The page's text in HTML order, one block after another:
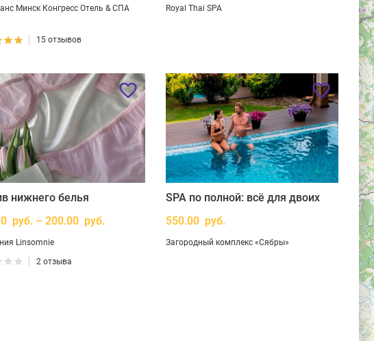
Минск Конгресс Отель & СПА
15 отзывов
Royal Thai SPA
нижнего белья
руб. – 200.00 руб.
Linsomnie
2 отзыва
SPA по полной: всё для двоих
550.00 руб.
Загородный комплекс «Сябры»